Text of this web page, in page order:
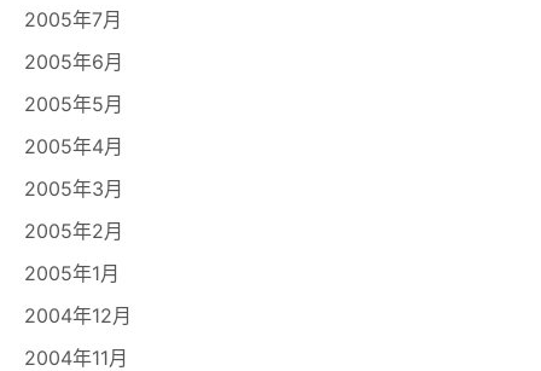
2005年7月
2005年6月
2005年5月
2005年4月
2005年3月
2005年2月
2005年1月
2004年12月
2004年11月